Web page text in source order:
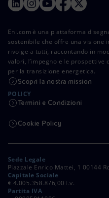
Eni.com è una piattaforma
sostenibile che offre una visione
rivolge a tutti, raccontando in
valori, l’impegno e le prospettive
per la transizione energetica.
Scopri la nostra mission
POLICY
Termini e Condizioni
Cookie Policy
Sede Legale
Piazzale Enrico Mattei, 1 00144
Capitale Sociale
€ 4.005.358.876,00 i.v.
Partita IVA